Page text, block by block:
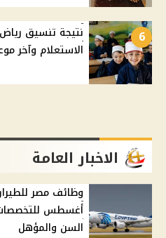
6
نتيجة تنسيق رياض
الاستعلام وآخر
الاخبار العامة
أغسطس للتخصصات
السن والمؤهل